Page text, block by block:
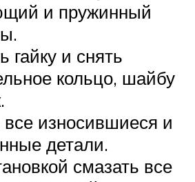
и пружинный
гайку и снять
кольцо, шайбу
износившиеся и
детали.
смазать все